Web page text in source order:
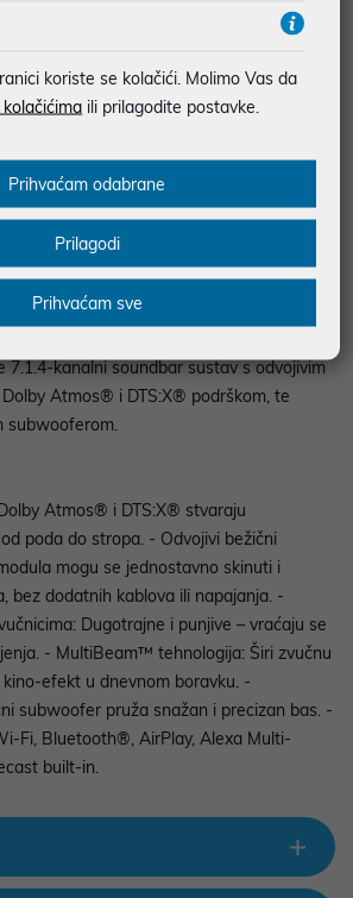
NA RATE
u dobroj namjeri. Mikronis d.o.o. ne
nejasnoće možete nas kontaktirati na
web-prodaja@mikronis.hr
7.1.4-kanalni soundbar sustav s odvojivim
Atmos® i DTS:X® podrškom, te
subwooferom.
Atmos® i DTS:X® stvaraju
poda do stropa. - Odvojivi bežični
mogu se jednostavno skinuti i
bez dodatnih kablova ili napajanja. -
Dugotrajne i punjive – vraćaju se
- MultiBeam™ tehnologija: Širi zvučnu
efekt u dnevnom boravku. -
subwoofer pruža snažan i precizan bas. -
Fi, Bluetooth®, AirPlay, Alexa Multi-
built-in.
koriste se kolačići. Molimo Vas da
ili prilagodite postavke.
Prihvaćam odabrane
Prilagodi
Prihvaćam sve